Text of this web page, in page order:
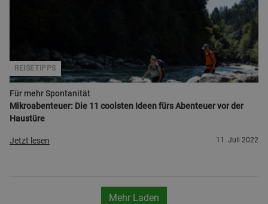
Für mehr Spontanität
Mikroabenteuer: Die 11 coolsten Ideen fürs Abenteuer vor der
Haustüre
REISETIPPS
Jetzt lesen 11. Juli 2022
Mehr Laden